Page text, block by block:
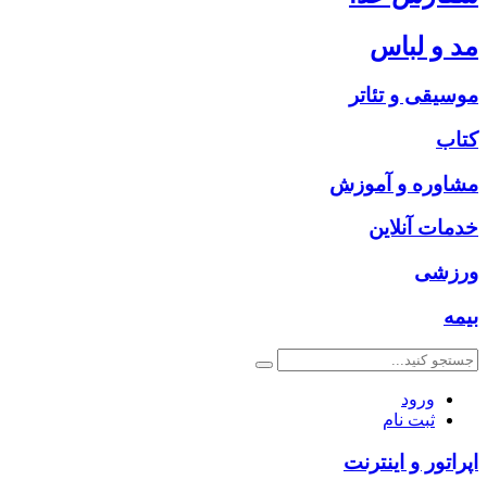
مد و لباس
موسیقی و تئاتر
کتاب
مشاوره و آموزش
خدمات آنلاین
ورزشی
بیمه
ورود
ثبت نام
اپراتور و اینترنت